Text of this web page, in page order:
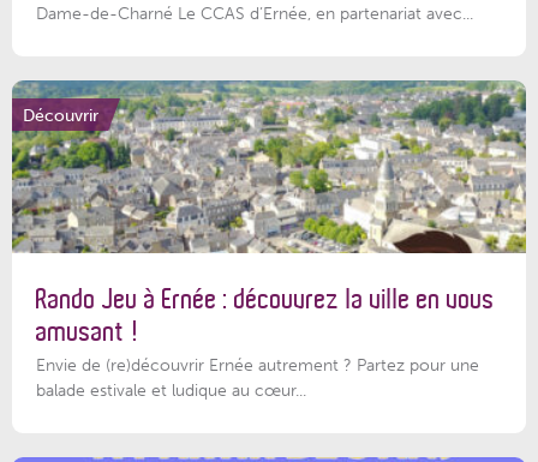
Dame-de-Charné Le CCAS d’Ernée, en partenariat avec...
Découvrir
Rando Jeu à Ernée : découvrez la ville en vous
amusant !
Envie de (re)découvrir Ernée autrement ? Partez pour une
balade estivale et ludique au cœur...